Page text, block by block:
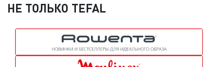
НЕ ТОЛЬКО TEFAL